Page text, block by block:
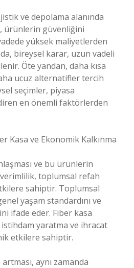
ve depolama alanında
ürünlerin güvenliğini
yüksek maliyetlerden
bireysel karar, uzun vadeli
Öte yandan, daha kısa
ucuz alternatifler tercih
seçimler, piyasa
en önemli faktörlerden
Kasa ve Ekonomik Kalkınma
ve bu ürünlerin
toplumsal refah
sahiptir. Toplumsal
yaşam standardını ve
ifade eder. Fiber kasa
yaratma ve ihracat
etkilere sahiptir.
aynı zamanda